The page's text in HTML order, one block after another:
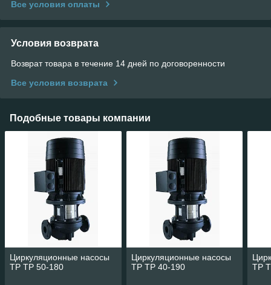
Все условия оплаты
Условия возврата
Возврат товара в течение 14 дней по договоренности
Все условия возврата
Подобные товары компании
Циркуляционные насосы
TP TP 50-180
Циркуляционные насосы
TP TP 40-190
TP